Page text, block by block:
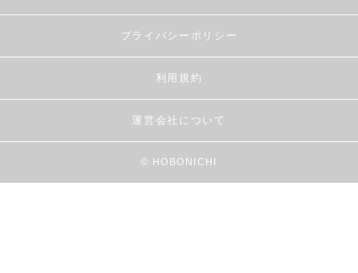
プライバシーポリシー
利用規約
運営会社について
© HOBONICHI